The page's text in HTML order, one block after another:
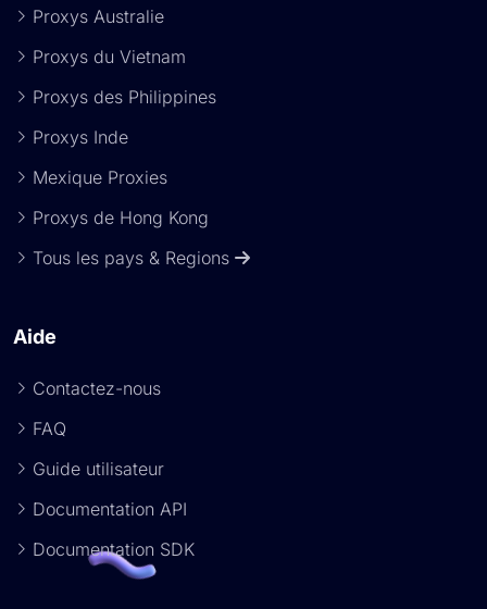
Proxys Australie
Proxys du Vietnam
Proxys des Philippines
Proxys Inde
Mexique Proxies
Proxys de Hong Kong
Tous les pays & Regions
Aide
Contactez-nous
FAQ
Guide utilisateur
Documentation API
Documentation SDK